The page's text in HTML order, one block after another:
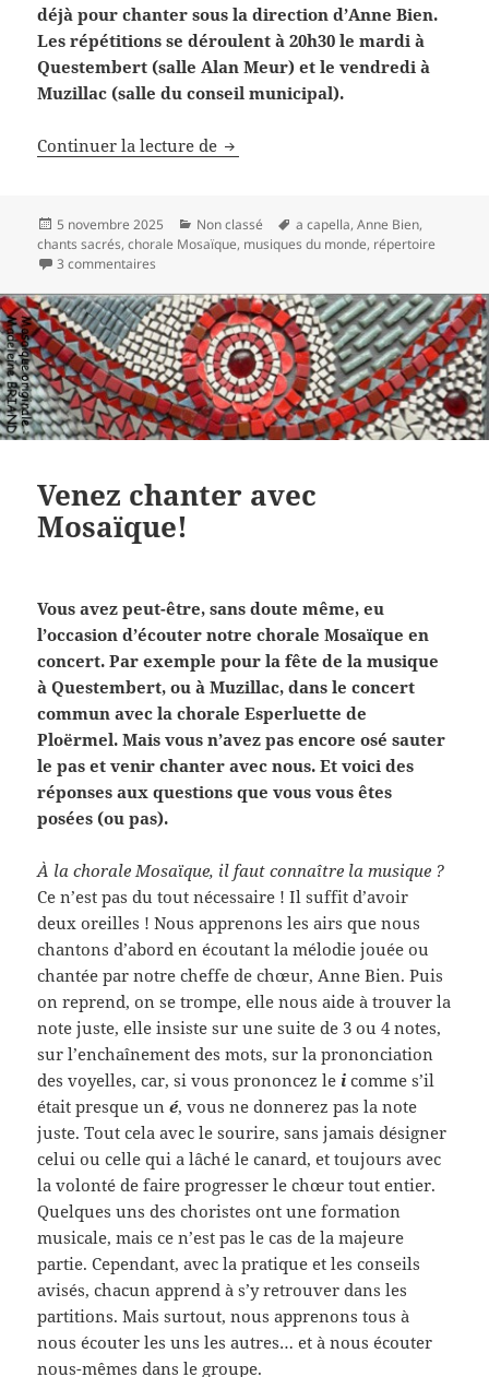
déjà pour chanter sous la direction d’Anne Bien.
Les répétitions se déroulent à 20h30 le mardi à
Questembert (salle Alan Meur) et le vendredi à
Muzillac (salle du conseil municipal).
Continuer la lecture de Mosaïque,
Publié
le
5 novembre 2025 Catégories
Non classé
Mots-
clés
a capella,Anne Bien,
chants sacrés,chorale Mosaïque, musiques du monde, répertoire
3 commentaires
Venez chanter avec
Mosaïque!
Vous avez peut-être, sans doute même, eu
l’occasion d’écouter notre chorale Mosaïque en
concert. Par exemple pour la fête de la musique
à Questembert, ou à Muzillac, dans le concert
commun avec la chorale Esperluette de
Ploërmel. Mais vous n’avez pas encore osé sauter
le pas et venir chanter avec nous. Et voici des
réponses aux questions que vous vous êtes
posées (ou pas).
À la chorale Mosaïque, il faut connaître la musique ?
Ce n’est pas du tout nécessaire ! Il suffit d’avoir
deux oreilles ! Nous apprenons les airs que nous
chantons d’abord en écoutant la mélodie jouée ou
chantée par notre cheffe de chœur, Anne Bien. Puis
on reprend, on se trompe, elle nous aide à trouver la
note juste, elle insiste sur une suite de 3 ou 4 notes,
sur l’enchaînement des mots, sur la prononciation
des voyelles, car, si vous prononcez le icomme s’il
était presque uné, vous ne donnerez pas la note
juste. Tout cela avec le sourire, sans jamais désigner
celui ou celle qui a lâché le canard, et toujours avec
la volonté de faire progresser le chœur tout entier.
Quelques uns des choristes ont une formation
musicale, mais ce n’est pas le cas de la majeure
partie. Cependant, avec la pratique et les conseils
avisés, chacun apprend à s’y retrouver dans les
partitions. Mais surtout, nous apprenons tous à
nous écouter les uns les autres… et à nous écouter
nous-mêmes dans le groupe.